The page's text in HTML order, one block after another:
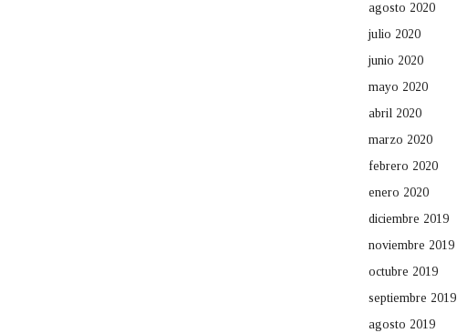
agosto 2020
julio 2020
junio 2020
mayo 2020
abril 2020
marzo 2020
febrero 2020
enero 2020
diciembre 2019
noviembre 2019
octubre 2019
septiembre 2019
agosto 2019